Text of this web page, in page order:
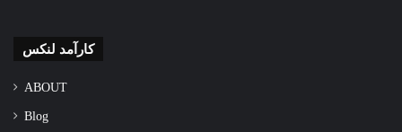
کارآمد لنکس
ABOUT
Blog